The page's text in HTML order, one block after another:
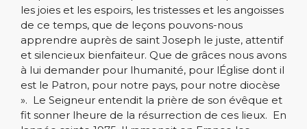
les joies et les espoirs, les tristesses et les angoisses
de ce temps, que de leçons pouvons-nous
apprendre auprès de saint Joseph le juste, attentif
et silencieux bienfaiteur. Que de grâces nous avons
à lui demander pour lhumanité, pour lÉglise dont il
est le Patron, pour notre pays, pour notre diocèse
». Le Seigneur entendit la prière de son évêque et
fit sonner lheure de la résurrection de ces lieux. En